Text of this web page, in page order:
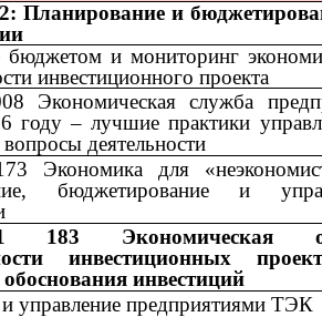
Планирование и
бюджетом и мониторинг
инвестиционного проекта
Экономическая служба
году – лучшие практики
деятельности
Экономика для
бюджетирование и
183 Экономическая
инвестиционных
инвестиций
управление предприятиями ТЭК